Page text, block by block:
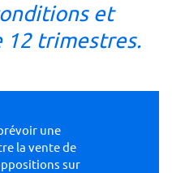
et
12 trimestres.
une
la vente de
sur